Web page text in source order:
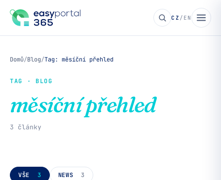
CZ / EN
Domů/Blog/Tag: měsíční přehled
TAG · BLOG
měsíční přehled
3 články
VŠE 3 NEWS 3